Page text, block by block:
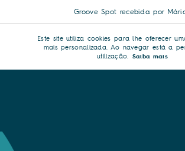
Groove Spot recebida por
Este site utiliza cookies para lhe oferecer
mais personalizada. Ao navegar está a
utilização. Saiba mais